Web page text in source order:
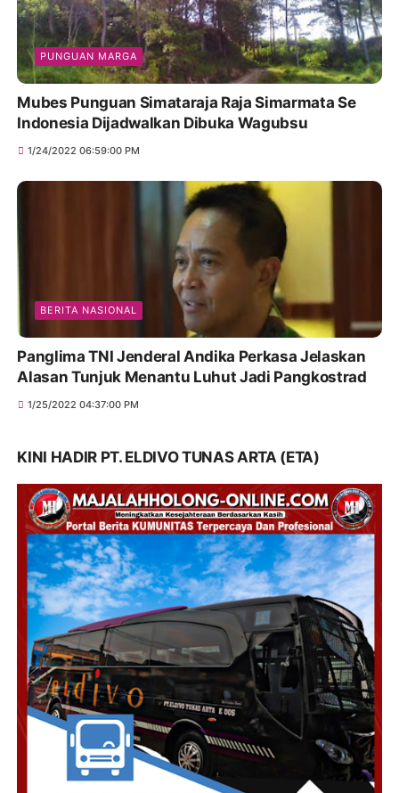
PUNGUAN MARGA
Mubes Punguan Simataraja Raja Simarmata Se
Indonesia Dijadwalkan Dibuka Wagubsu
1/24/2022 06:59:00 PM
BERITA NASIONAL
Panglima TNI Jenderal Andika Perkasa Jelaskan
Alasan Tunjuk Menantu Luhut Jadi Pangkostrad
1/25/2022 04:37:00 PM
KINI HADIR PT. ELDIVO TUNAS ARTA (ETA)